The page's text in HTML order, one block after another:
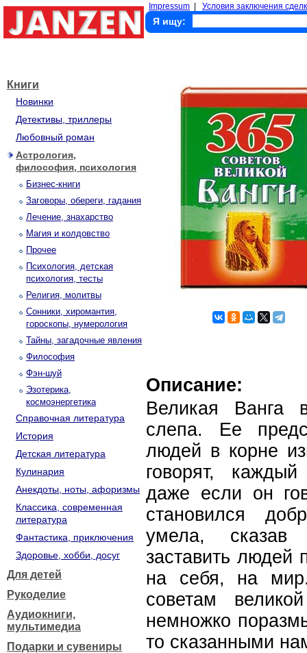
Impressum Условия заключения
Я ищу:
Книги
Новинки
Детективы, триллеры
Любовный роман
Астрология,
философия, психология
Бизнес-книги
Заговоры, обереги, гадания
Лечение, знахарство
Магия и колдовство
Прочее
Психология, детская
психология, тесты
Религия, молитвы
Сонники, хиромантия,
гороскопы, нумерология
Тайны, загадочные явления
Философия
Фэн-шуй
Эзотерика,
космоэнергетика
Справочная литература
История
Детская литература
Кулинария
Анекдоты, ноты, афоризмы
Классика, современная
литература
Фантастика, приключения
Здоровье, хобби, досуг
Для детей
Рукоделие
Аудиокниги,
мультимедиа
Подарки и сувениры
Описание:
Великая Ванга
слепа. Ее
людей в корне
говорят,
даже если он
становился
умела, сказав
заставить людей
на себя, на
советам
немножко
то сказанными